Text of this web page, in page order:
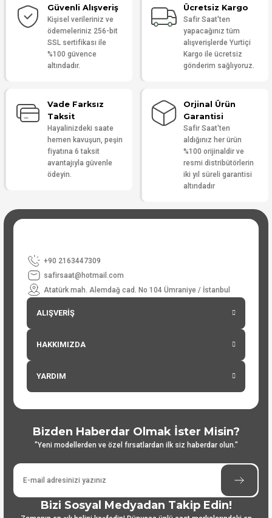
Yorum Yaz
Güvenli Alışveriş
Kişisel verileriniz ve
ödemeleriniz 256-bit
SSL sertifikası ile
%100 güvence
altındadır.
Ücretsiz Kargo
Safir Saat'ten
yapacağınız tüm
alışverişlerde Yurtiçi
Kargo ile ücretsiz
gönderim sağlıyoruz.
Vade Farksız
Taksit
Hayalinizdeki saate
hemen kavuşun, peşin
fiyatına 6 taksit
avantajıyla güvenle
ödeyin.
Orjinal Ürün
Garantisi
Safir Saat'ten
aldığınız her ürün
%100 orijinaldir ve
resmi distribütörlerin
iki yıl süreli garantisi
altındadır
+90 2163447309
safirsaat@hotmail.com
Atatürk mah. Alemdağ cad. No 104 Ümraniye / İstanbul
ALIŞVERİŞ
HAKKIMIZDA
YARDIM
Bizden Haberdar Olmak İster Misin?
"Yeni modellerden ve özel fırsatlardan ilk siz haberdar olun."
Bizi Sosyal Medyadan Takip Edin!